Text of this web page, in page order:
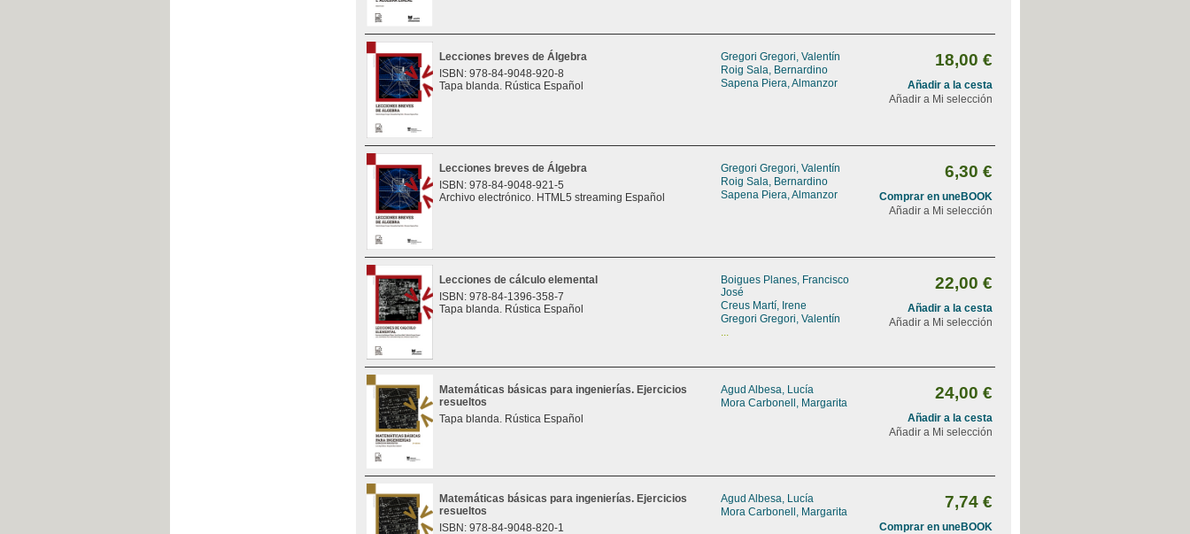
Lecciones breves de Álgebra
ISBN: 978-84-9048-920-8
Tapa blanda. Rústica Español
Gregori Gregori, Valentín
Roig Sala, Bernardino
Sapena Piera, Almanzor
18,00 €
Añadir a la cesta
Añadir a Mi selección
Lecciones breves de Álgebra
ISBN: 978-84-9048-921-5
Archivo electrónico. HTML5 streaming Español
Gregori Gregori, Valentín
Roig Sala, Bernardino
Sapena Piera, Almanzor
6,30 €
Comprar en uneBOOK
Añadir a Mi selección
Lecciones de cálculo elemental
ISBN: 978-84-1396-358-7
Tapa blanda. Rústica Español
Boigues Planes, Francisco
José
Creus Martí, Irene
Gregori Gregori, Valentín
...
22,00 €
Añadir a la cesta
Añadir a Mi selección
Matemáticas básicas para ingenierías. Ejercicios
resueltos
Tapa blanda. Rústica Español
Agud Albesa, Lucía
Mora Carbonell, Margarita
24,00 €
Añadir a la cesta
Añadir a Mi selección
Matemáticas básicas para ingenierías. Ejercicios
resueltos
ISBN: 978-84-9048-820-1
Agud Albesa, Lucía
Mora Carbonell, Margarita
7,74 €
Comprar en uneBOOK